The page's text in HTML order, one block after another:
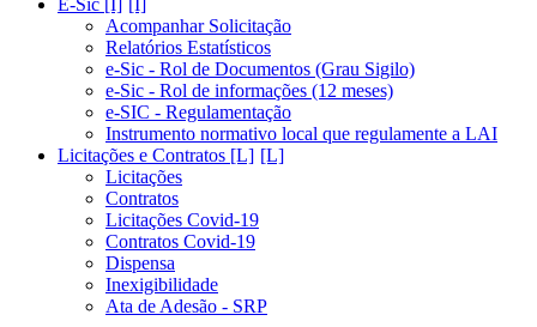
E-Sic [I]
Acompanhar Solicitação
Relatórios Estatísticos
e-Sic - Rol de Documentos (Grau Sigilo)
e-Sic - Rol de informações (12 meses)
e-SIC - Regulamentação
Instrumento normativo local que regulamente a LAI
Licitações e Contratos [L]
Licitações
Contratos
Licitações Covid-19
Contratos Covid-19
Dispensa
Inexigibilidade
Ata de Adesão - SRP